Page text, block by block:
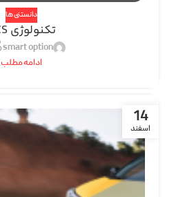
دانستنی ها
تکنولوژی PCS
smart option
ادامه مطلب
14
اسفند